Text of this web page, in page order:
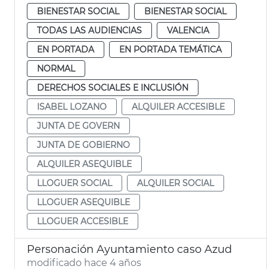
BIENESTAR SOCIAL
BIENESTAR SOCIAL
TODAS LAS AUDIENCIAS
VALENCIA
EN PORTADA
EN PORTADA TEMÁTICA
NORMAL
DERECHOS SOCIALES E INCLUSIÓN
ISABEL LOZANO
ALQUILER ACCESIBLE
JUNTA DE GOVERN
JUNTA DE GOBIERNO
ALQUILER ASEQUIBLE
LLOGUER SOCIAL
ALQUILER SOCIAL
LLOGUER ASEQUIBLE
LLOGUER ACCESIBLE
Personación Ayuntamiento caso Azud
modificado hace 4 años